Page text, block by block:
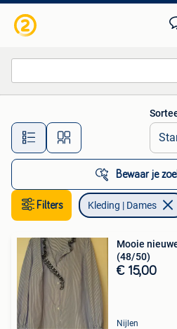
Alle afstanden…
Bewaar je
Filters Kleding | Dames
Mooie
(48/50)
€ 15,00
Nijlen